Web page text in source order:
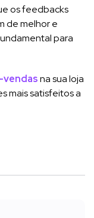
os feedbacks
de melhor e
para
vendasna sua loja
mais satisfeitos a